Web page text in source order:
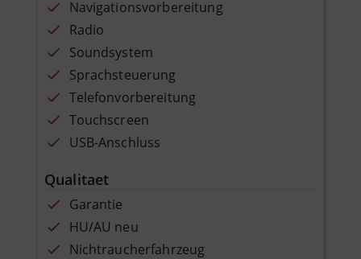
Navigationsvorbereitung
Radio
Soundsystem
Sprachsteuerung
Telefonvorbereitung
Touchscreen
USB-Anschluss
Qualitaet
Garantie
HU/AU neu
Nichtraucherfahrzeug